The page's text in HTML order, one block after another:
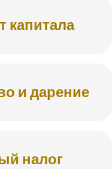
капитала
и дарение
налог